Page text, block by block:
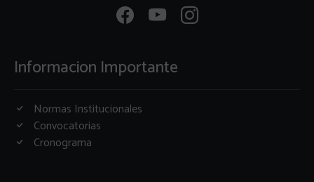
Informacion Importante
Normas Institucionales
Convocatorias
Cronograma